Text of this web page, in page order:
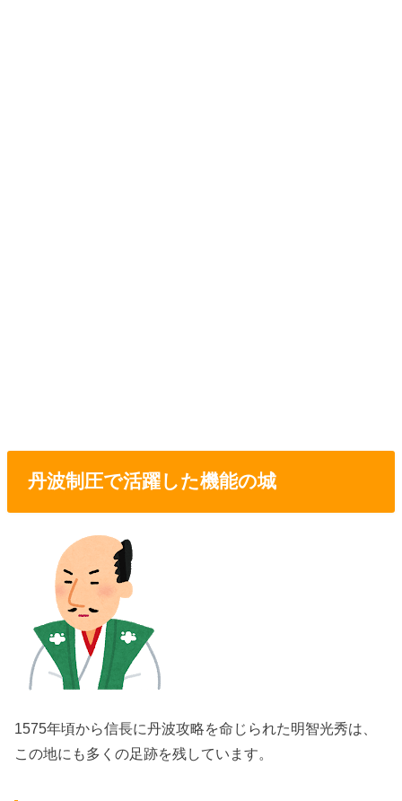
丹波制圧で活躍した機能の城
1575年頃から信長に丹波攻略を命じられた明智光秀は、
この地にも多くの足跡を残しています。